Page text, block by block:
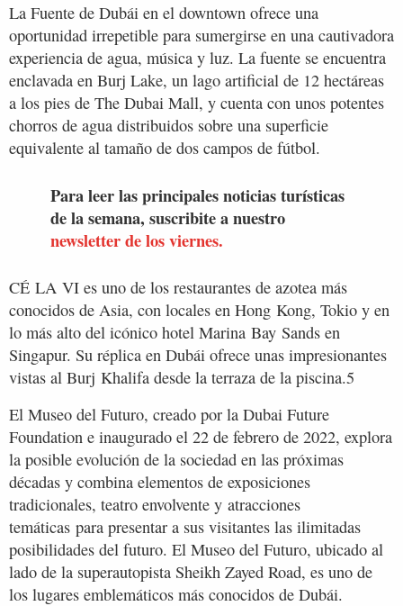
La Fuente de Dubái en el downtown ofrece una
oportunidad irrepetible para sumergirse en una cautivadora
experiencia de agua, música y luz. La fuente se encuentra
enclavada en Burj Lake, un lago artificial de 12 hectáreas
a los pies de The Dubai Mall, y cuenta con unos potentes
chorros de agua distribuidos sobre una superficie
equivalente al tamaño de dos campos de fútbol.
Para leer las principales noticias turísticas
de la semana, suscribite a nuestro
newsletter de los viernes.
CÉ LA VI es uno de los restaurantes de azotea más
conocidos de Asia, con locales en Hong Kong, Tokio y en
lo más alto del icónico hotel Marina Bay Sands en
Singapur. Su réplica en Dubái ofrece unas impresionantes
vistas al Burj Khalifa desde la terraza de la piscina.5
El Museo del Futuro, creado por la Dubai Future
Foundation e inaugurado el 22 de febrero de 2022, explora
la posible evolución de la sociedad en las próximas
décadas y combina elementos de exposiciones
tradicionales, teatro envolvente y atracciones
temáticas para presentar a sus visitantes las ilimitadas
posibilidades del futuro. El Museo del Futuro, ubicado al
lado de la superautopista Sheikh Zayed Road, es uno de
los lugares emblemáticos más conocidos de Dubái.